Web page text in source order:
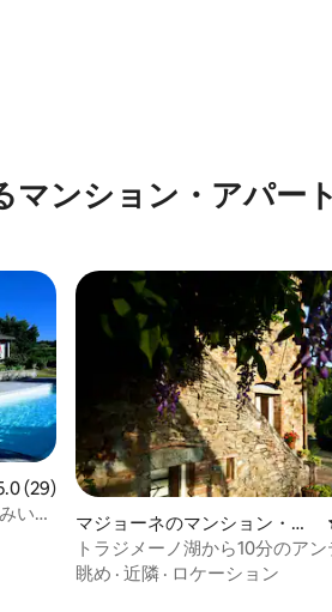
マンション・アパート
ュー29件、5つ星中5.0つ星の平均評価
(29)
いた
。
マジョーネのマンション・ア
パート
トラジメーノ湖から10分のアン
なウンブリアの農家
眺め · 近隣 · ロケーション